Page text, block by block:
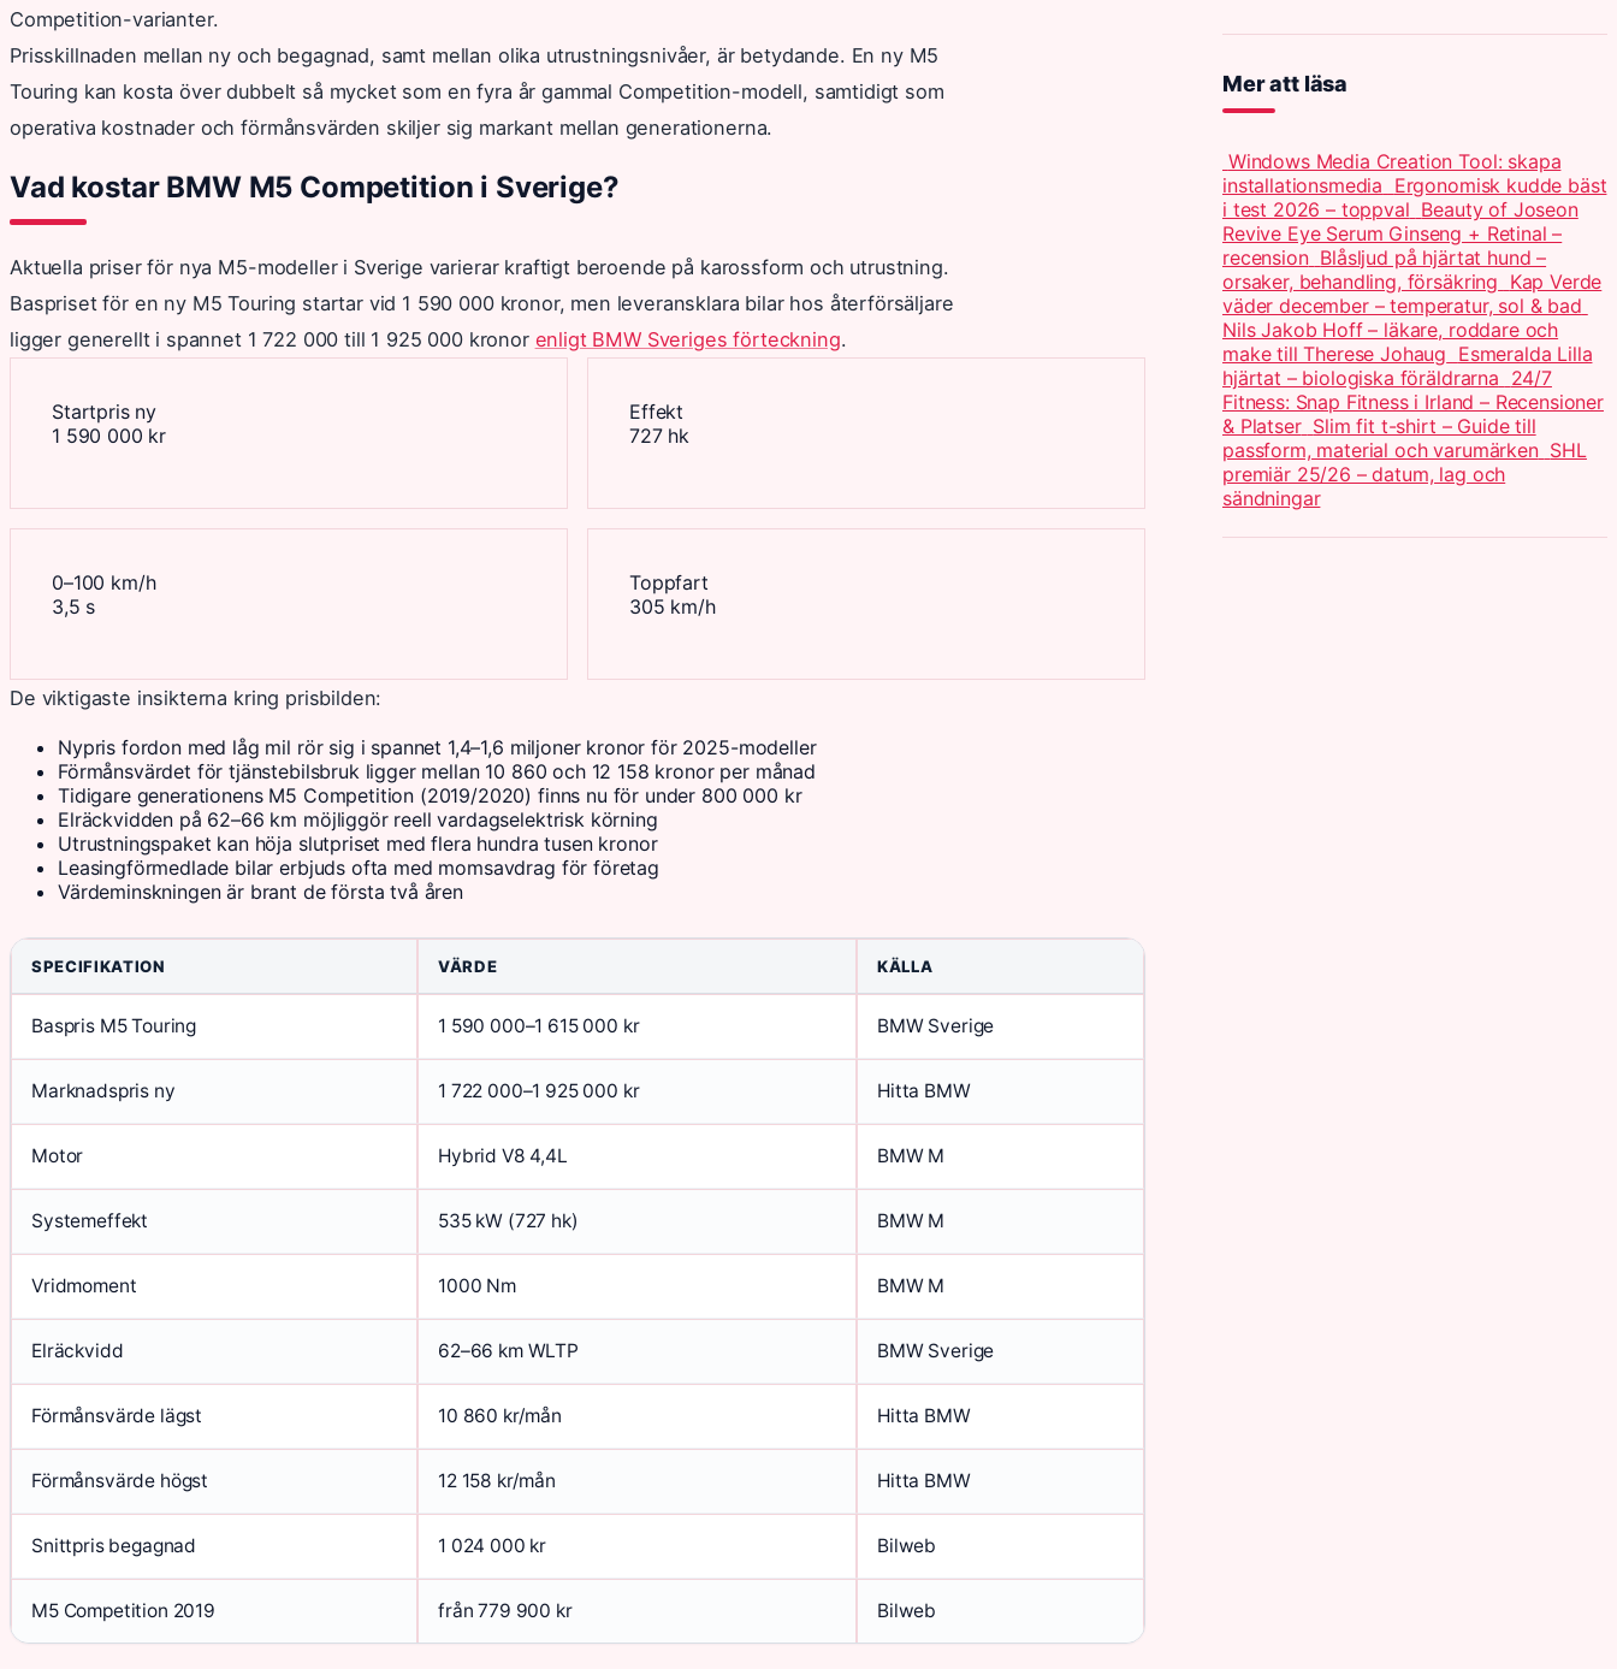
Competition-varianter.
Prisskillnaden mellan ny och begagnad, samt mellan olika utrustningsnivåer, är betydande. En ny M5
Touring kan kosta över dubbelt så mycket som en fyra år gammal Competition-modell, samtidigt som
operativa kostnader och förmånsvärden skiljer sig markant mellan generationerna.
Vad kostar BMW M5 Competition i Sverige?
Aktuella priser för nya M5-modeller i Sverige varierar kraftigt beroende på karossform och utrustning.
Baspriset för en ny M5 Touring startar vid 1 590 000 kronor, men leveransklara bilar hos återförsäljare
ligger generellt i spannet 1 722 000 till 1 925 000 kronor enligt BMW Sveriges förteckning.
Startpris ny
1 590 000 kr
Effekt
727 hk
0–100 km/h
3,5 s
Toppfart
305 km/h
De viktigaste insikterna kring prisbilden:
Nypris fordon med låg mil rör sig i spannet 1,4–1,6 miljoner kronor för 2025-modeller
Förmånsvärdet för tjänstebilsbruk ligger mellan 10 860 och 12 158 kronor per månad
Tidigare generationens M5 Competition (2019/2020) finns nu för under 800 000 kr
Elräckvidden på 62–66 km möjliggör reell vardagselektrisk körning
Utrustningspaket kan höja slutpriset med flera hundra tusen kronor
Leasingförmedlade bilar erbjuds ofta med momsavdrag för företag
Värdeminskningen är brant de första två åren
SPECIFIKATION VÄRDE KÄLLA
Baspris M5 Touring 1 590 000–1 615 000 kr BMW Sverige
Marknadspris ny 1 722 000–1 925 000 kr Hitta BMW
Motor Hybrid V8 4,4L BMW M
Systemeffekt 535 kW (727 hk) BMW M
Vridmoment 1000 Nm BMW M
Elräckvidd 62–66 km WLTP BMW Sverige
Förmånsvärde lägst 10 860 kr/mån Hitta BMW
Förmånsvärde högst 12 158 kr/mån Hitta BMW
Snittpris begagnad 1 024 000 kr Bilweb
M5 Competition 2019 från 779 900 kr Bilweb
Mer att läsa
Windows Media Creation Tool: skapa
installationsmedia Ergonomisk kudde bäst
i test 2026 – toppval Beauty of Joseon
Revive Eye Serum Ginseng + Retinal –
recension Blåsljud på hjärtat hund –
orsaker, behandling, försäkring Kap Verde
väder december – temperatur, sol & bad
Nils Jakob Hoff – läkare, roddare och
make till Therese Johaug Esmeralda Lilla
hjärtat – biologiska föräldrarna 24/7
Fitness: Snap Fitness i Irland – Recensioner
& Platser Slim fit t-shirt – Guide till
passform, material och varumärken SHL
premiär 25/26 – datum, lag och
sändningar